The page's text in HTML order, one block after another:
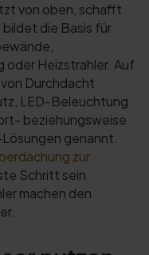
von oben, schafft
bildet die Basis für
oder Heizstrahler. Auf
Durchdacht
LED-Beleuchtung
beziehungsweise
genannt.
zur
Schritt sein.
machen den